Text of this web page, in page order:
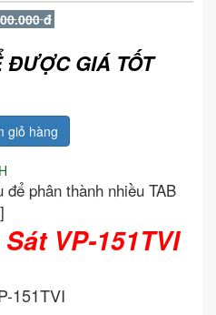
đ
ĐƯỢC GIÁ TỐT
giỏ hàng
phân thành nhiều TAB
VP-151TVI
151TVI